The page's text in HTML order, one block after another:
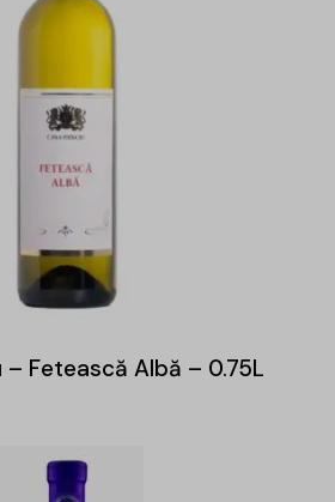
– Fetească Albă – 0.75L